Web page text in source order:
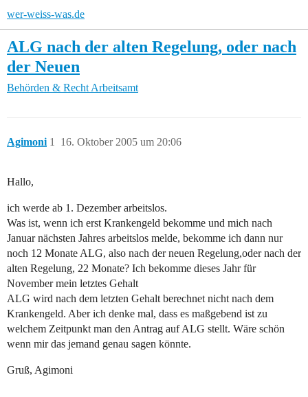
wer-weiss-was.de
ALG nach der alten Regelung, oder nach
der Neuen
Behörden & Recht Arbeitsamt
Agimoni 16. Oktober 2005 um 20:06
1
Hallo,
ich werde ab 1. Dezember arbeitslos.
Was ist, wenn ich erst Krankengeld bekomme und mich nach
Januar nächsten Jahres arbeitslos melde, bekomme ich dann nur
noch 12 Monate ALG, also nach der neuen Regelung,oder nach der
alten Regelung, 22 Monate? Ich bekomme dieses Jahr für
November mein letztes Gehalt
ALG wird nach dem letzten Gehalt berechnet nicht nach dem
Krankengeld. Aber ich denke mal, dass es maßgebend ist zu
welchem Zeitpunkt man den Antrag auf ALG stellt. Wäre schön
wenn mir das jemand genau sagen könnte.
Gruß, Agimoni